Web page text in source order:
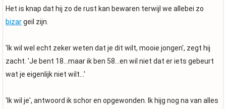
Het is knap dat hij zo de rust kan bewaren terwijl we allebei zo
bizargeil zijn.
'Ik wil wel echt zeker weten dat je dit wilt, mooie jongen', zegt hij
zacht. 'Je bent 18...maar ik ben 58...en wil niet dat er iets gebeurt
wat je eigenlijk niet wilt...'
'Ik wil je', antwoord ik schor en opgewonden. Ik hijg nog na van alles